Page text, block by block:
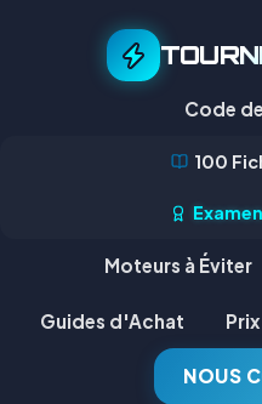
Code
100
Moteurs à Éviter
Guides d'Achat
NOUS